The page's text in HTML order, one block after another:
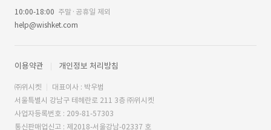
10:00-18:00 주말·공휴일 제외
help@wishket.com
이용약관 개인정보 처리방침
㈜위시켓
대표이사 : 박우범
서울특별시 강남구 테헤란로 211 3층 ㈜위시켓
사업자등록번호 : 209-81-57303
통신판매업신고 : 제2018-서울강남-02337 호